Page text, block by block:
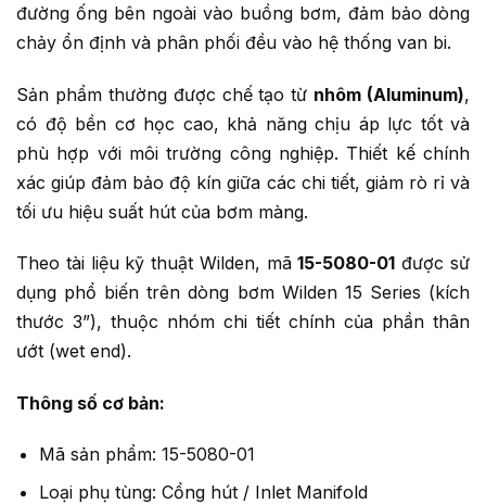
đường ống bên ngoài vào buồng bơm, đảm bảo dòng
chảy ổn định và phân phối đều vào hệ thống van bi.
Sản phẩm thường được chế tạo từ nhôm (Aluminum),
có độ bền cơ học cao, khả năng chịu áp lực tốt và
phù hợp với môi trường công nghiệp. Thiết kế chính
xác giúp đảm bảo độ kín giữa các chi tiết, giảm rò rỉ và
tối ưu hiệu suất hút của bơm màng.
Theo tài liệu kỹ thuật Wilden, mã15-5080-01 được sử
dụng phổ biến trên dòng bơm Wilden 15 Series (kích
thước 3”), thuộc nhóm chi tiết chính của phần thân
ướt (wet end).
Thông số cơ bản:
Mã sản phẩm: 15-5080-01
Loại phụ tùng: Cổng hút / Inlet Manifold